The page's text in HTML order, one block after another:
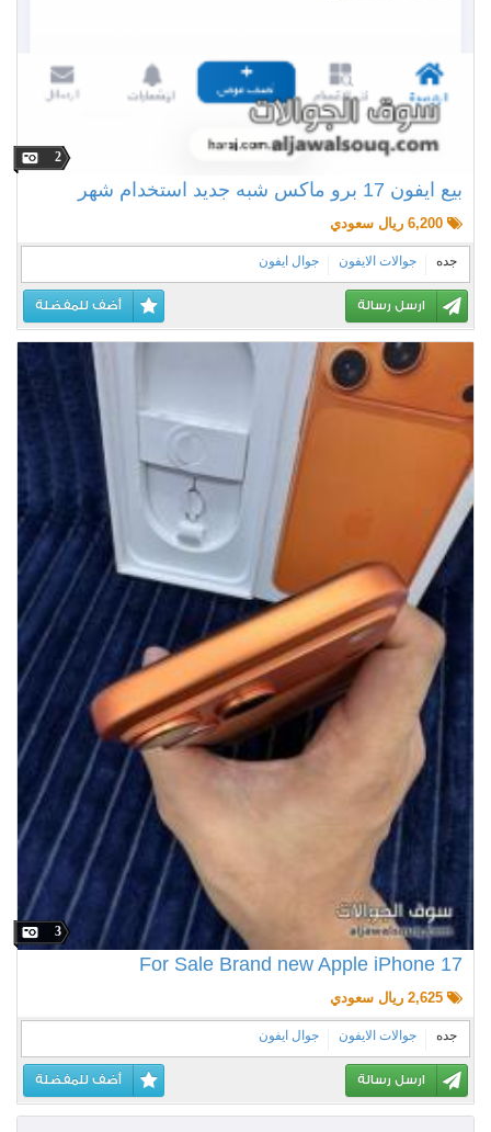
2
بيع ايفون 17 برو ماكس شبه جديد استخدام شهر
جده جوالات الايفون جوال ايفون
ارسل رسالة أضف للمفضلة
3
For Sale Brand new Apple iPhone 17
جده جوالات الايفون جوال ايفون
ارسل رسالة أضف للمفضلة